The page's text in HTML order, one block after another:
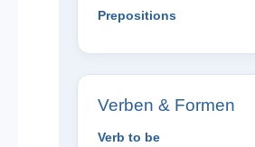
Prepositions
Verben & Formen
Verb to be